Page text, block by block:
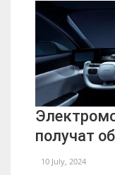
получат
10 July, 2024